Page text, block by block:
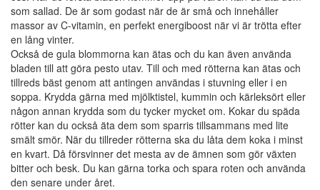
som sallad. De är som godast när de är små och innehåller
massor av C-vitamin, en perfekt energiboost när vi är trötta efter
en lång vinter.
Också de gula blommorna kan ätas och du kan även använda
bladen till att göra pesto utav. Till och med rötterna kan ätas och
tillreds bäst genom att antingen användas i stuvning eller i en
soppa. Krydda gärna med mjölktistel, kummin och kärleksört eller
någon annan krydda som du tycker mycket om. Kokar du späda
rötter kan du också äta dem som sparris tillsammans med lite
smält smör. När du tillreder rötterna ska du låta dem koka i minst
en kvart. Då försvinner det mesta av de ämnen som gör växten
bitter och besk. Du kan gärna torka och spara roten och använda
den senare under året.